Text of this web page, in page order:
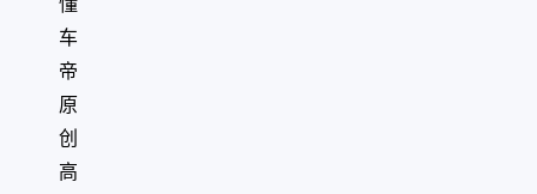
懂
车
帝
原
创
高